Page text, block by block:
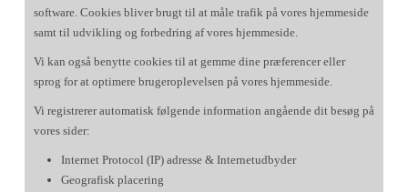
software. Cookies bliver brugt til at måle trafik på vores hjemmeside
samt til udvikling og forbedring af vores hjemmeside.
Vi kan også benytte cookies til at gemme dine præferencer eller
sprog for at optimere brugeroplevelsen på vores hjemmeside.
Vi registrerer automatisk følgende information angående dit besøg på
vores sider:
Internet Protocol (IP) adresse & Internetudbyder
Geografisk placering